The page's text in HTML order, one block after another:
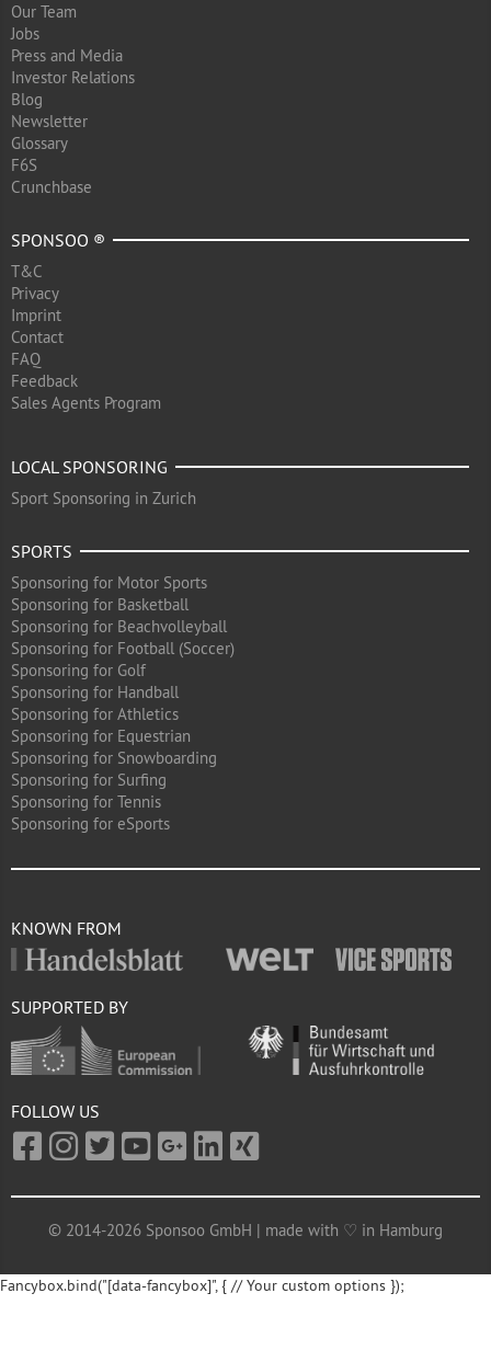
Our Team
Jobs
Press and Media
Investor Relations
Blog
Newsletter
Glossary
F6S
Crunchbase
SPONSOO ®
T&C
Privacy
Imprint
Contact
FAQ
Feedback
Sales Agents Program
LOCAL SPONSORING
Sport Sponsoring in Zurich
SPORTS
Sponsoring for Motor Sports
Sponsoring for Basketball
Sponsoring for Beachvolleyball
Sponsoring for Football (Soccer)
Sponsoring for Golf
Sponsoring for Handball
Sponsoring for Athletics
Sponsoring for Equestrian
Sponsoring for Snowboarding
Sponsoring for Surfing
Sponsoring for Tennis
Sponsoring for eSports
KNOWN FROM
SUPPORTED BY
FOLLOW US
© 2014-2026 Sponsoo GmbH | made with ♡ in Hamburg
Fancybox.bind("[data-fancybox]", { // Your custom options });